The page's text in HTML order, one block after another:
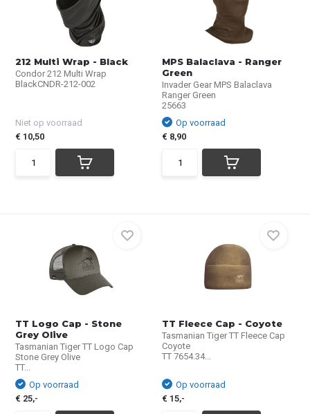
212 Multi Wrap - Black
Condor 212 Multi Wrap
BlackCNDR-212-002
Niet op voorraad
€ 10,50
MPS Balaclava - Ranger
Green
Invader Gear MPS Balaclava
Ranger Green
25663
Op voorraad
€ 8,90
TT Logo Cap - Stone
Grey Olive
Tasmanian Tiger TT Logo Cap
Stone Grey Olive
TT...
Op voorraad
€ 25,-
TT Fleece Cap - Coyote
Tasmanian Tiger TT Fleece Cap
Coyote
TT 7654.34...
Op voorraad
€ 15,-